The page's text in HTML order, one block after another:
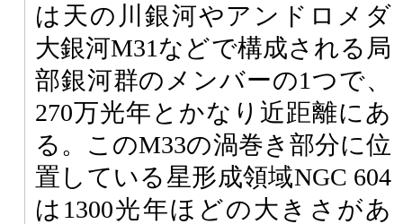
は天の川銀河やアンドロメダ
大銀河M31などで構成される局
部銀河群のメンバーの1つで、
270万光年とかなり近距離にあ
る。このM33の渦巻き部分に位
置している星形成領域NGC 604
は1300光年ほどの大きさがあ